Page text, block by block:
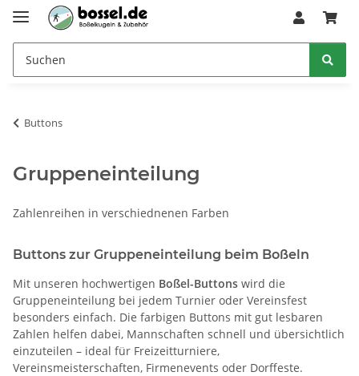
Buttons
Gruppeneinteilung
Zahlenreihen in verschiednenen Farben
Buttons zur Gruppeneinteilung beim Boßeln
Mit unseren hochwertigen Boßel-Buttons wird die
Gruppeneinteilung bei jedem Turnier oder Vereinsfest
besonders einfach. Die farbigen Buttons mit gut lesbaren
Zahlen helfen dabei, Mannschaften schnell und übersichtlich
einzuteilen – ideal für Freizeitturniere,
Vereinsmeisterschaften, Firmenevents oder Dorffeste.